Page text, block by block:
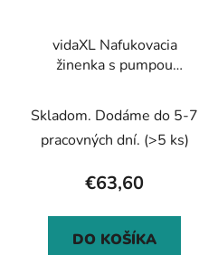
vidaXL Nafukovacia
žinenka s pumpou
modrá
Skladom. Dodáme do 5-7
pracovných dní. (>5 ks)
€63,60
DO KOŠÍKA